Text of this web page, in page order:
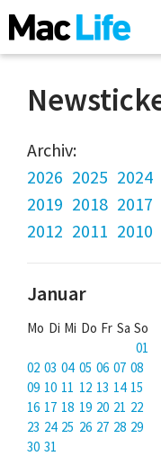
News
iPhone
Mac
Tests
Tipps
Magazine
Über uns
Podcast
Archiv:
2026 2025 2024
2019 2018 2017
2012 2011 2010
Januar
Mo Di Mi Do Fr Sa So
01
02 03 04 05 06 07 08
09 10 11 12 13 14 15
16 17 18 19 20 21 22
23 24 25 26 27 28 29
30 31